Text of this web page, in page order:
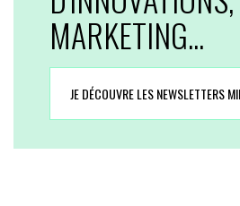
MARKETING...
JE DÉCOUVRE LES NEWSLETTERS